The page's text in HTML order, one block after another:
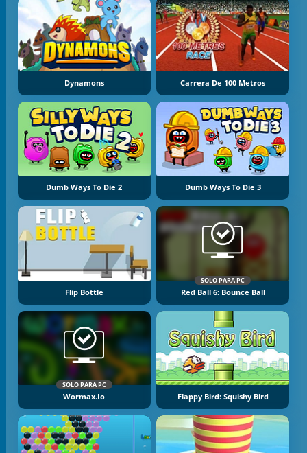
Dynamons Carrera De 100 Metros
Dumb Ways To Die 2 Dumb Ways To Die 3
Flip Bottle
SOLO PARA PC
Red Ball 6: Bounce Ball
SOLO PARA PC
Wormax.io Flappy Bird: Squishy Bird